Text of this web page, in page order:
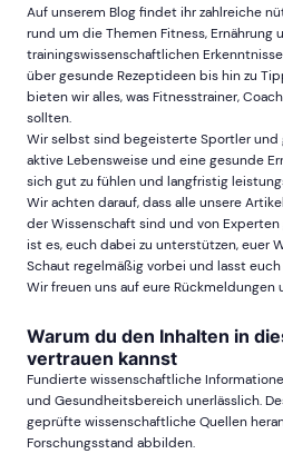
Auf unserem Blog findet ihr zahlreiche
rund um die Themen Fitness, Ernährung
trainingswissenschaftlichen
über gesunde Rezeptideen bis hin zu
bieten wir alles, was Fitnesstrainer,
sollten.
Wir selbst sind begeisterte Sportler und
aktive Lebensweise und eine gesunde
sich gut zu fühlen und langfristig
Wir achten darauf, dass alle unsere
der Wissenschaft sind und von
ist es, euch dabei zu unterstützen, euer
Schaut regelmäßig vorbei und lasst
Wir freuen uns auf eure Rückmeldungen
Warum du den Inhalten in
vertrauen kannst
Fundierte wissenschaftliche
und Gesundheitsbereich unerlässlich.
geprüfte wissenschaftliche Quellen
Forschungsstand abbilden.